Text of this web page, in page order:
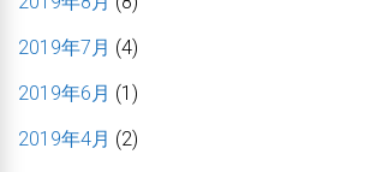
2019年7月 (4)
2019年6月 (1)
2019年4月 (2)